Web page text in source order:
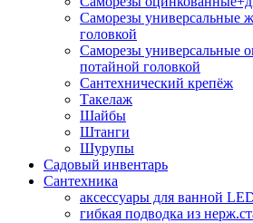
Саморезы универсальные
головкой
Саморезы универсальные
потайной головкой
Сантехнический крепёж
Такелаж
Шайбы
Штанги
Шурупы
Садовый инвентарь
Сантехника
аксессуары для ванной
гибкая подводка из